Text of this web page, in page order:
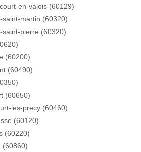
en-valois (60129)
saint-martin (60320)
saint-pierre (60320)
(60200)
(60490)
(60650)
les-precy (60460)
(60120)
(60220)
(60860)